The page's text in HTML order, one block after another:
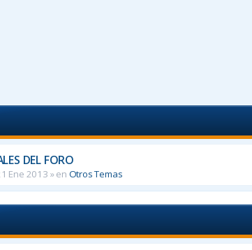
DEL FORO
Ene 2013 » en Otros Temas